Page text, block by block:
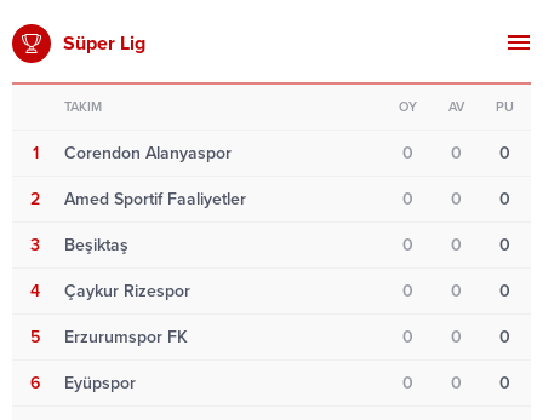
Süper Lig
TAKIM OY AV PU
1 Corendon Alanyaspor 0 0 0
2 Amed Sportif Faaliyetler 0 0 0
3 Beşiktaş 0 0 0
4 Çaykur Rizespor 0 0 0
5 Erzurumspor FK 0 0 0
6 Eyüpspor 0 0 0